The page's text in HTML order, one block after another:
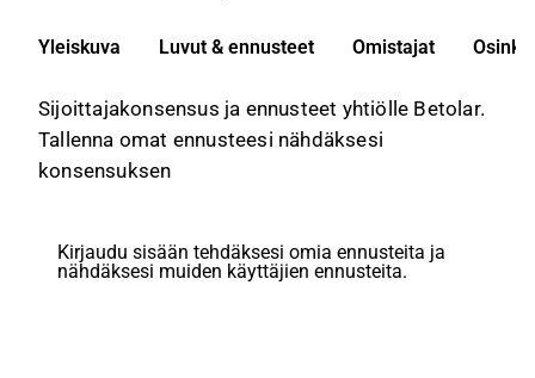
Yleiskuva Luvut & ennusteet Omistajat Osinko
Sijoittajakonsensus ja ennusteet yhtiölle Betolar.
Tallenna omat ennusteesi nähdäksesi
konsensuksen
Kirjaudu sisään tehdäksesi omia ennusteita ja
nähdäksesi muiden käyttäjien ennusteita.